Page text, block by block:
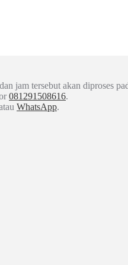
jam tersebut akan diproses
081291508616.
WhatsApp.